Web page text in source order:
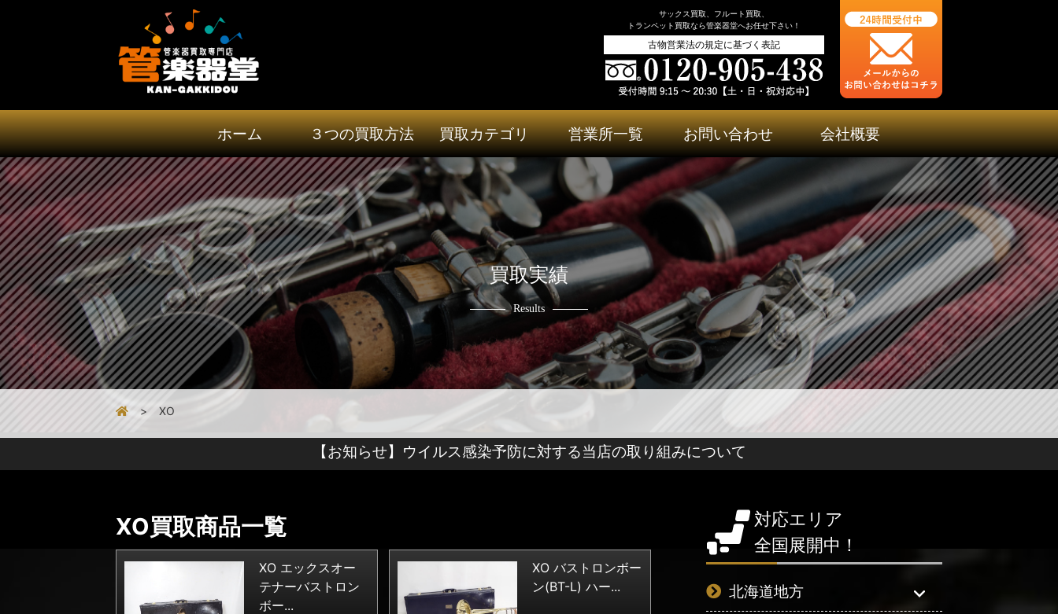
サックス買取、フルート買取、
トランペット買取なら管楽器堂へお任せ下さい！
古物営業法の規定に基づく表記
ホーム ３つの買取方法 買取カテゴリ 営業所一覧 お問い合わせ 会社概要
XO
買取実績
Results
【お知らせ】ウイルス感染予防に対する当店の取り組みについて
XO買取商品一覧
XO エックスオー
テナーバストロン
ボー...
XO バストロンボー
ン(BT-L) ハー...
対応エリア
全国展開中！
北海道地方